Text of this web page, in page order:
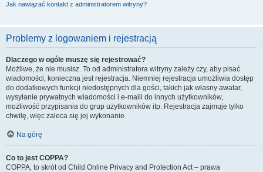
Jak nawiązać kontakt z administratorem witryny?
Problemy z logowaniem i rejestracją
Dlaczego w ogóle muszę się rejestrować?
Możliwe, że nie musisz. To od administratora witryny zależy czy, aby pisać
wiadomości, konieczna jest rejestracja. Niemniej rejestracja umożliwia dostęp
do dodatkowych funkcji niedostępnych dla gości, takich jak własny awatar,
wysyłanie prywatnych wiadomości i e-maili do innych użytkowników,
możliwość przypisania do grup użytkowników itp. Rejestracja zajmuje tylko
chwilę, więc zaleca się jej wykonanie.
Na górę
Co to jest COPPA?
COPPA, to skrót od Child Online Privacy and Protection Act – prawa